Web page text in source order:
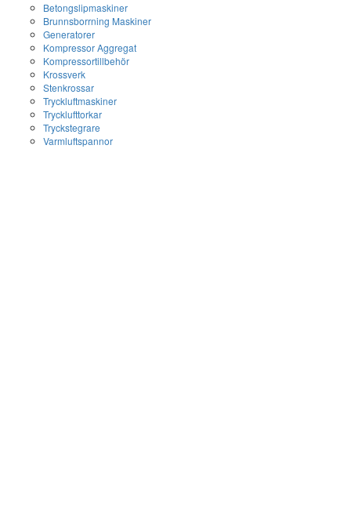
Betongslipmaskiner
Brunnsborrning Maskiner
Generatorer
Kompressor Aggregat
Kompressortillbehör
Krossverk
Stenkrossar
Tryckluftmaskiner
Trycklufttorkar
Tryckstegrare
Varmluftspannor